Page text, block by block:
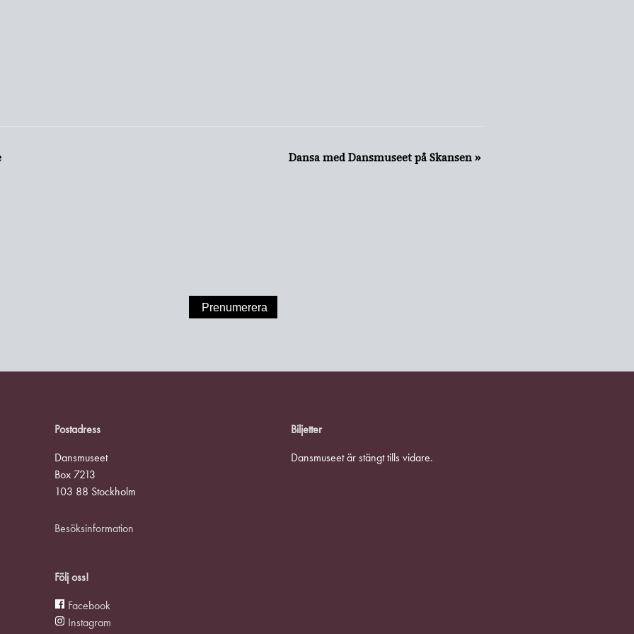
Dansa med Dansmuseet på Skansen»
Prenumerera
Postadress
Dansmuseet
Box 7213
103 88 Stockholm
Besöksinformation
Följ oss!
Facebook
Instagram
Biljetter
Dansmuseet är stängt tills vidare.